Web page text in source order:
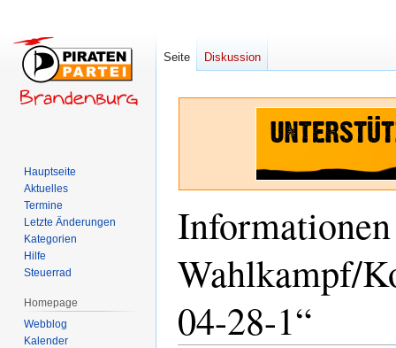
Wahlkampf/
04-28-1“
Seite Diskussion
Hauptseite
Aktuelles
Termine
Letzte Änderungen
Kategorien
Hilfe
Steuerrad
Homepage
Webblog
Kalender